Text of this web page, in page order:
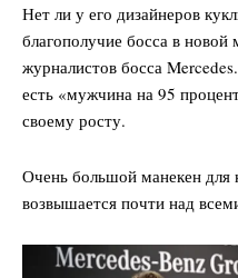
Нет ли у его дизайнеров
благополучие босса в
журналистов босса
есть «мужчина на 95
своему росту.
Очень большой манекен для
возвышается почти над